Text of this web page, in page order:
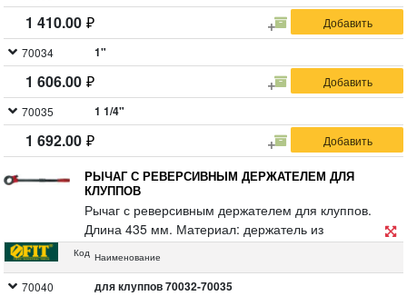
1 410.00
70034 1"
1 606.00
70035 1 1/4"
1 692.00
РЫЧАГ С РЕВЕРСИВНЫМ ДЕРЖАТЕЛЕМ ДЛЯ
КЛУППОВ
Рычаг с реверсивным держателем для клуппов.
Длина 435 мм. Материал: держатель из
высококачественного чугуна, рычаг из
на ручку из ABS пластика.
Код Наименование
70040 для клуппов 70032-70035